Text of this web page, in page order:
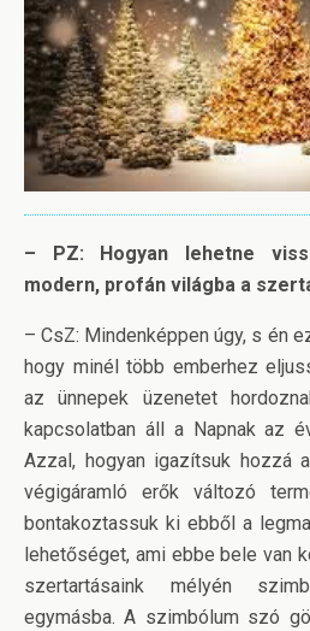
– PZ: Hogyan lehetne
modern, profán világba a
– CsZ: Mindenképpen úgy, s én
hogy minél több emberhez
az ünnepek üzenetet
kapcsolatban áll a Napnak az
Azzal, hogyan igazítsuk hozzá
végigáramló erők változó
bontakoztassuk ki ebből a
lehetőséget, ami ebbe bele van
szertartásaink mélyén
egymásba. A szimbólum szó